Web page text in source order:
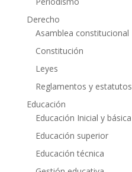
Derecho
Asamblea constitucional
Constitución
Leyes
Reglamentos y estatutos
Educación
Educación Inicial y básica
Educación superior
Educación técnica